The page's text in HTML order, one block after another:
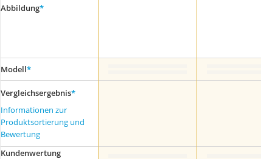
Abbildung*
Modell*
Vergleichsergebnis*
Informationen zur
Produktsortierung und
Bewertung
Kundenwertung